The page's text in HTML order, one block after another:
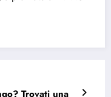
Trovati una